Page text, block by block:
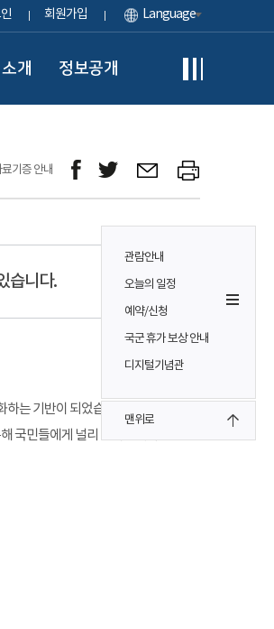
회원가입 Language
소개 정보공개
관람안내
오늘의 일정
예약/신청
국군 휴가 보상 안내
디지털기념관
맨위로
료기증 안내
습니다.
는 기반이 되었습니다.
국민들에게 널리 알려집니다.